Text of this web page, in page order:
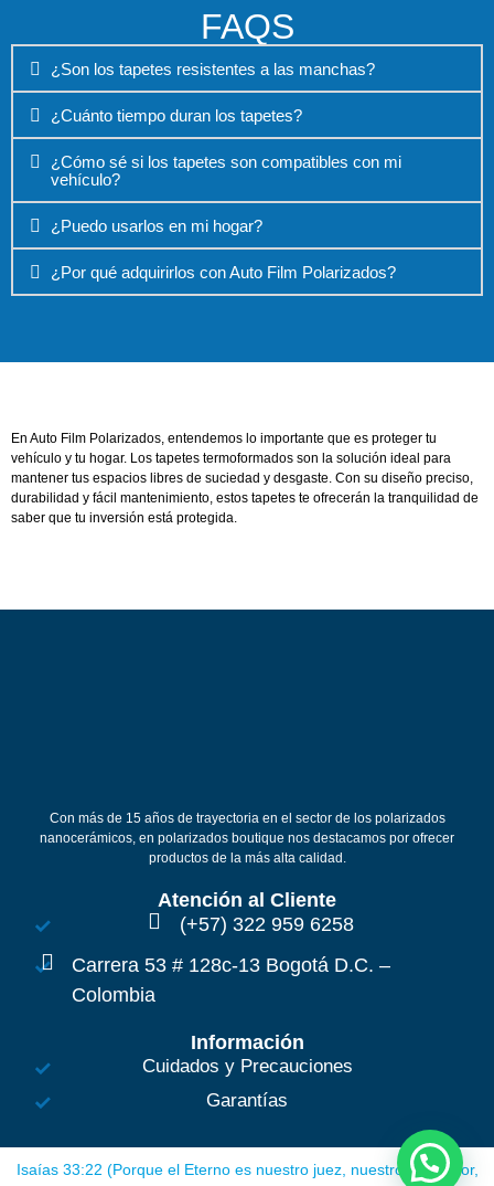
FAQS
¿Son los tapetes resistentes a las manchas?
¿Cuánto tiempo duran los tapetes?
¿Cómo sé si los tapetes son compatibles con mi
vehículo?
¿Puedo usarlos en mi hogar?
¿Por qué adquirirlos con Auto Film Polarizados?
En Auto Film Polarizados, entendemos lo importante que es proteger tu
vehículo y tu hogar. Los tapetes termoformados son la solución ideal para
mantener tus espacios libres de suciedad y desgaste. Con su diseño preciso,
durabilidad y fácil mantenimiento, estos tapetes te ofrecerán la tranquilidad de
saber que tu inversión está protegida.
Con más de 15 años de trayectoria en el sector de los polarizados
nanocerámicos, en polarizados boutique nos destacamos por ofrecer
productos de la más alta calidad.
Atención al Cliente
(+57) 322 959 6258
Carrera 53 # 128c-13 Bogotá D.C. –
Colombia
Información
Cuidados y Precauciones
Garantías
Isaías 33:22 (Porque el Eterno es nuestro juez, nuestro legislador,